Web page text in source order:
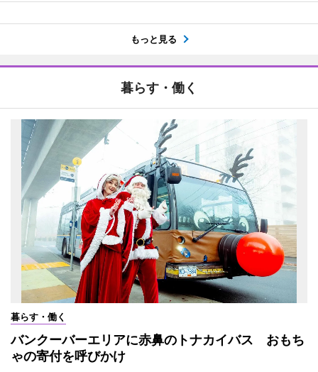
もっと見る
暮らす・働く
暮らす・働く
バンクーバーエリアに赤鼻のトナカイバス おもち
ゃの寄付を呼びかけ